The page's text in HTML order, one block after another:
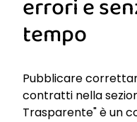
errori e
tempo
Pubblicare
contratti nella
Trasparente" è un